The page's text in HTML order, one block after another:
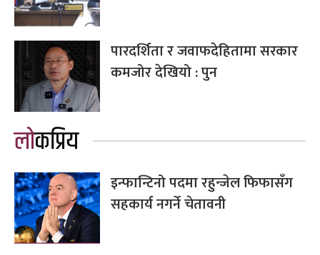
पारदर्शिता र जवाफदेहितामा सरकार
कमजोर देखियो : पुन
लोकप्रिय
इन्फान्टिनो पदमा रहुन्जेल फिफासँग
सहकार्य नगर्ने चेतावनी